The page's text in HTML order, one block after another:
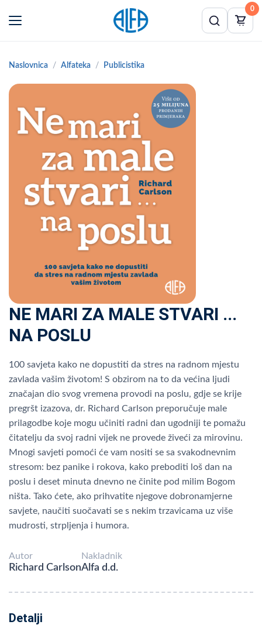
0
Naslovnica Alfateka Publicistika
NE MARI ZA MALE STVARI ...
NA POSLU
100 savjeta kako ne dopustiti da stres na radnom mjestu
zavlada vašim životom! S obzirom na to da većina ljudi
značajan dio svog vremena provodi na poslu, gdje se krije
pregršt izazova, dr. Richard Carlson preporučuje male
prilagodbe koje mogu učiniti radni dan ugodniji te pomažu
čitatelju da svoj radni vijek ne provede živeći za mirovinu.
Mnogi savjeti pomoći će vam nositi se sa svakodnevnim
stresom: bez panike i rokova, kako preboditi loš dan na
poslu i deset minuta dnevno ne činite pod milim Bogom
ništa. Tako ćete, ako prihvatite njegove dobronamjerne
savjete, naučiti suočavati se s nekim trzavicama uz više
mudrosti, strpljenja i humora.
Autor
Richard Carlson
Nakladnik
Alfa d.d.
Detalji